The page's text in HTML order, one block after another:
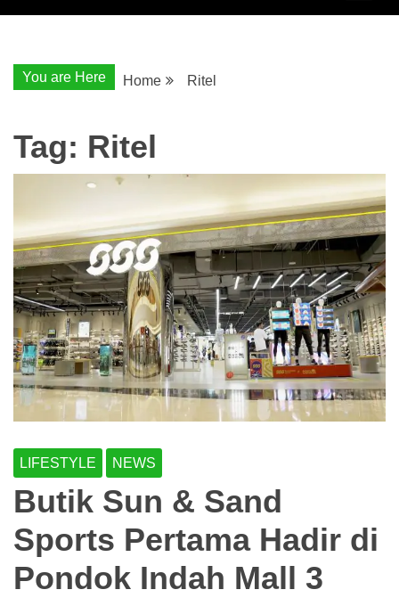
You are Here Home Ritel
Tag: Ritel
LIFESTYLE NEWS
Butik Sun & Sand
Sports Pertama Hadir di
Pondok Indah Mall 3